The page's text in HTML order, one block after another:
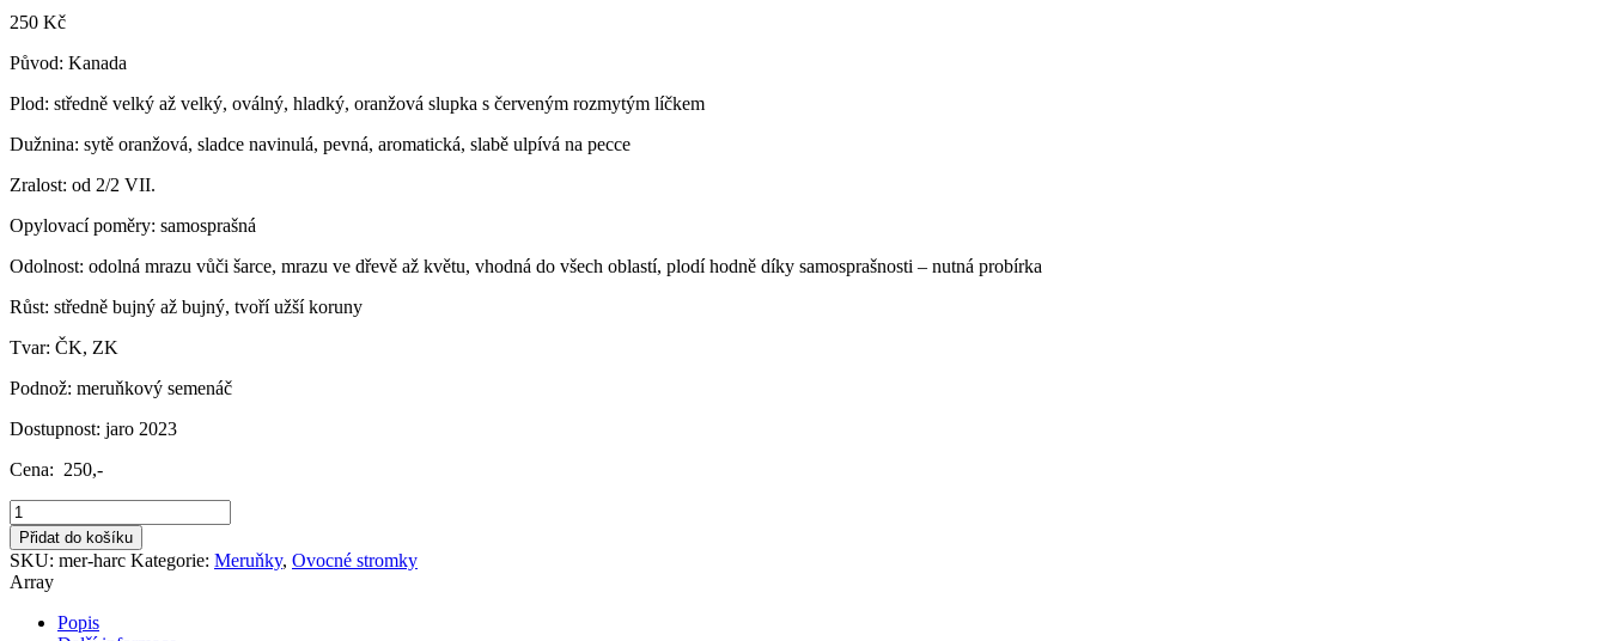
250 Kč
Původ: Kanada
Plod: středně velký až velký, oválný, hladký, oranžová slupka s červeným rozmytým líčkem
Dužnina: sytě oranžová, sladce navinulá, pevná, aromatická, slabě ulpívá na pecce
Zralost: od 2/2 VII.
Opylovací poměry: samosprašná
Odolnost: odolná mrazu vůči šarce, mrazu ve dřevě až květu, vhodná do všech oblastí, plodí hodně díky samosprašnosti – nutná probírka
Růst: středně bujný až bujný, tvoří užší koruny
Tvar: ČK, ZK
Podnož: meruňkový semenáč
Dostupnost: jaro 2023
Cena: 250,-
Meruňka
´´Harcot
´´
množství
Přidat do košíku
SKU: mer-harc Kategorie: Meruňky, Ovocné stromky
Array
Popis